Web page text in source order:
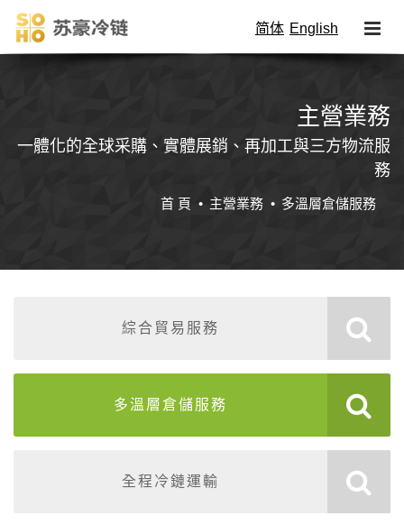
简体 English
主營業務
一體化的全球采購、實體展銷、再加工與三方物流服
務
首 頁 主營業務 多溫層倉儲服務
綜合貿易服務
多溫層倉儲服務
全程冷鏈運輸